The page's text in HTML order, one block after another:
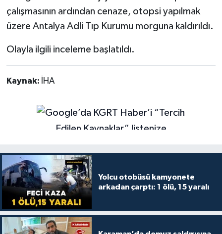
çalışmasının ardından cenaze, otopsi yapılmak
üzere Antalya Adli Tıp Kurumu morguna kaldırıldı.
Olayla ilgili inceleme başlatıldı.
Kaynak: İHA
Yolcu otobüsü kamyonete
arkadan çarptı: 1 ölü, 15 yaralı